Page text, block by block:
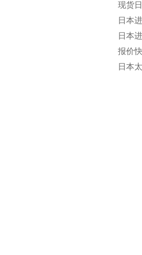
现货
日本
日本
报价
日本